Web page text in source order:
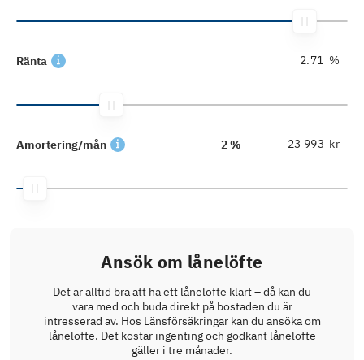
Ränta %
Amortering/mån 2 % kr
Ansök om lånelöfte
Det är alltid bra att ha ett lånelöfte klart – då kan du
vara med och buda direkt på bostaden du är
intresserad av. Hos Länsförsäkringar kan du ansöka om
lånelöfte. Det kostar ingenting och godkänt lånelöfte
gäller i tre månader.